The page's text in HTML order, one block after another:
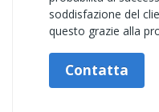
soddisfazione del
questo grazie alla
Contatta